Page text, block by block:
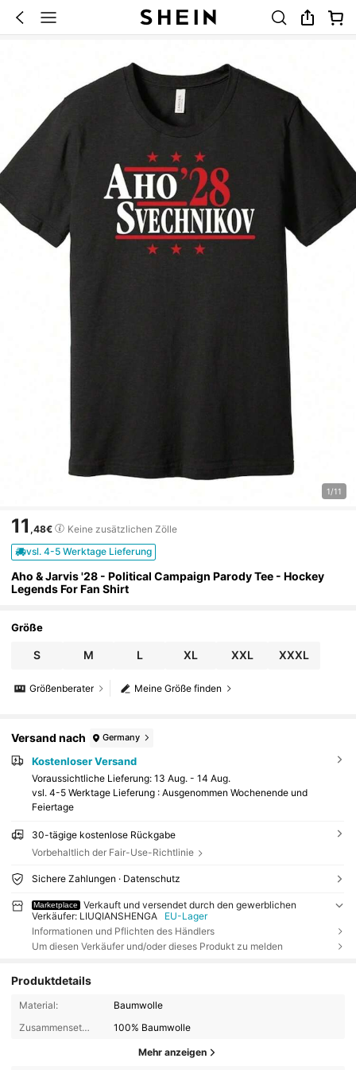
1/11
11 ,48€
Keine zusätzlichen Zölle
vsl. 4-5 Werktage Lieferung
Aho & Jarvis '28 - Political Campaign Parody Tee - Hockey
Legends For Fan Shirt
Größe
S M L XL XXL XXXL
Meine Größe finden
Größenberater
Versand nach Germany
Kostenloser Versand
Voraussichtliche Lieferung: 13 Aug. - 14 Aug.
vsl. 4-5 Werktage Lieferung : Ausgenommen Wochenende und
Feiertage
30-tägige kostenlose Rückgabe
Vorbehaltlich der Fair-Use-Richtlinie
Sichere Zahlungen · Datenschutz
Marketplace
Verkauft und versendet durch den gewerblichen
Verkäufer: LIUQIANSHENGA
EU-Lager
Informationen und Pflichten des Händlers
Um diesen Verkäufer und/oder dieses Produkt zu melden
Produktdetails
Material:
Baumwolle
Zusammensetzung:
100% Baumwolle
Mehr anzeigen